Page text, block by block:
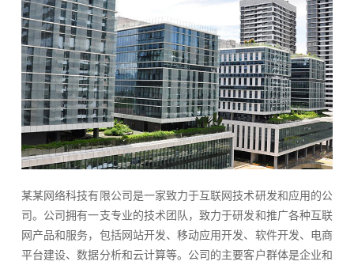
某某网络科技有限公司是一家致力于互联网技术研发和应用的公
司。公司拥有一支专业的技术团队，致力于研发和推广各种互联
网产品和服务，包括网站开发、移动应用开发、软件开发、电商
平台建设、数据分析和云计算等。公司的主要客户群体是企业和